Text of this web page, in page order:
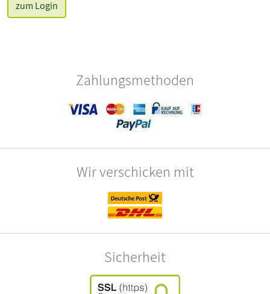
zum Login
Zahlungsmethoden
Wir verschicken mit
Sicherheit